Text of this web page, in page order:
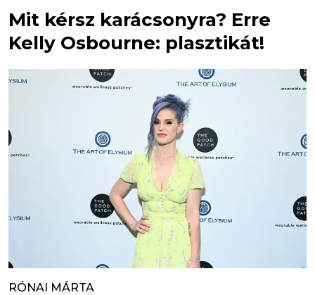
Mit kérsz karácsonyra? Erre
Kelly Osbourne: plasztikát!
RÓNAI MÁRTA